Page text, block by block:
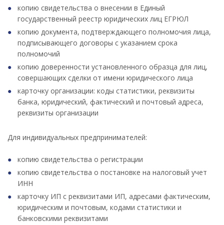
копию свидетельства о внесении в Единый
государственный реестр юридических лиц ЕГРЮЛ
копию документа, подтверждающего полномочия лица,
подписывающего договоры с указанием срока
полномочий
копию доверенности установленного образца для лиц,
совершающих сделки от имени юридического лица
карточку организации: коды статистики, реквизиты
банка, юридический, фактический и почтовый адреса,
реквизиты организации
Для индивидуальных предпринимателей:
копию свидетельства о регистрации
копию свидетельства о постановке на налоговый учет
ИНН
карточку ИП с реквизитами ИП, адресами фактическим,
юридическим и почтовым, кодами статистики и
банковскими реквизитами